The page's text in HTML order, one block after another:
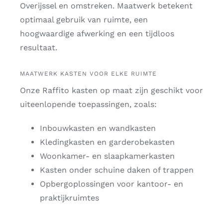
Overijssel en omstreken. Maatwerk betekent
optimaal gebruik van ruimte, een
hoogwaardige afwerking en een tijdloos
resultaat.
MAATWERK KASTEN VOOR ELKE RUIMTE
Onze Raffito kasten op maat zijn geschikt voor
uiteenlopende toepassingen, zoals:
Inbouwkasten en wandkasten
Kledingkasten en garderobekasten
Woonkamer- en slaapkamerkasten
Kasten onder schuine daken of trappen
Opbergoplossingen voor kantoor- en
praktijkruimtes